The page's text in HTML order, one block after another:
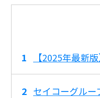
【2025年最新
セイコーグルー